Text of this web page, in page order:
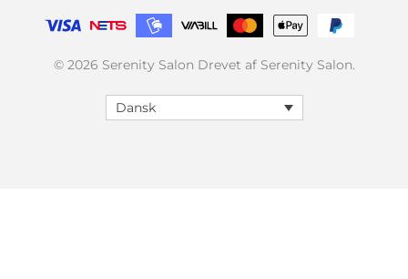
© 2026 Serenity Salon Drevet af Serenity Salon.
Dansk